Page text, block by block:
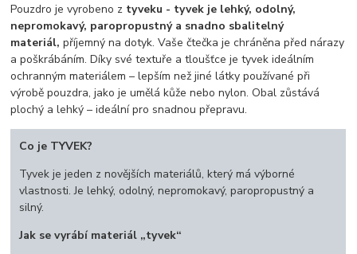
Pouzdro je vyrobeno z tyveku - tyvek je lehký, odolný,
nepromokavý, paropropustný a snadno sbalitelný
materiál,příjemný na dotyk. Vaše čtečka je chráněna před nárazy
a poškrábáním. Díky své textuře a tloušťce je tyvek ideálním
ochranným materiálem – lepším než jiné látky používané při
výrobě pouzdra, jako je umělá kůže nebo nylon. Obal zůstává
plochý a lehký – ideální pro snadnou přepravu.
Co je TYVEK?
Tyvek je jeden z novějších materiálů, který má výborné
vlastnosti. Je lehký, odolný, nepromokavý, paropropustný a
silný.
Jak se vyrábí materiál „tyvek“